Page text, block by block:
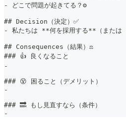
-
どこで問題が起きてる？⚙️
## Decision（決定）✅
-
私たちは **何を採用する** （または
## Consequences（結果）⚖️
### 👍 良くなること
-
### 😵 困ること（デメリット）
-
### 🔜 もし見直すなら（条件）
-